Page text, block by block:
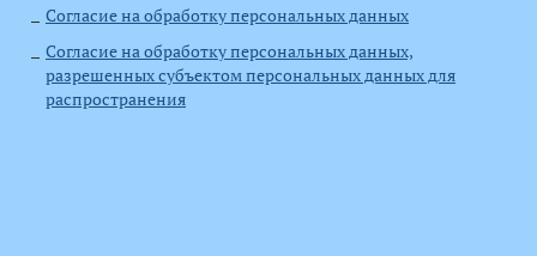
Согласие на обработку персональных данных
Согласие на обработку персональных данных,
разрешенных субъектом персональных данных для
распространения